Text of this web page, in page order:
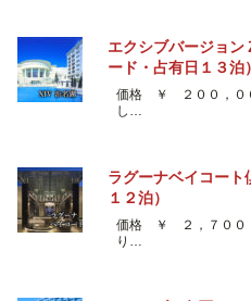
エクシブバージョ
ード・占有日１３泊）
価格 ￥ ２００，０
し…
ラグーナベイコー
１２泊）
価格 ￥ ２，７００
り…